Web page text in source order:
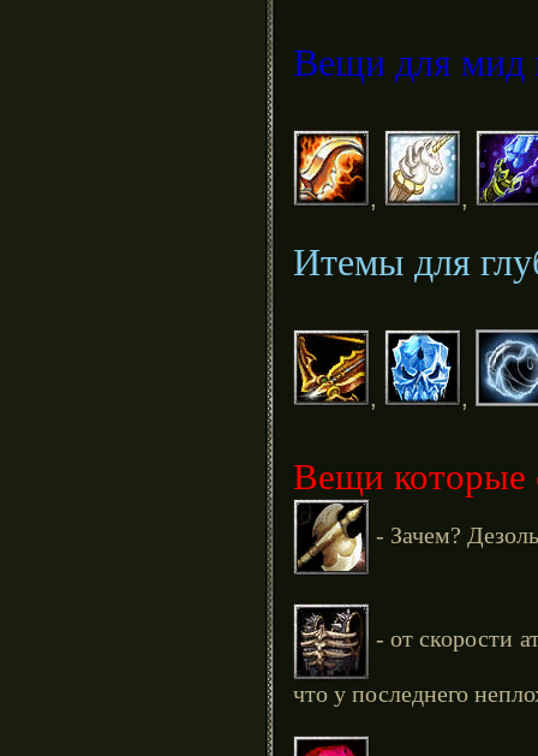
Вещи для мид
, ,
Итемы для
, ,
Вещи которые
- Зачем?
- от скорости
что у последнего